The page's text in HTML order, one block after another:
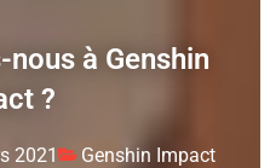
à Genshin
?
2021 Genshin Impact